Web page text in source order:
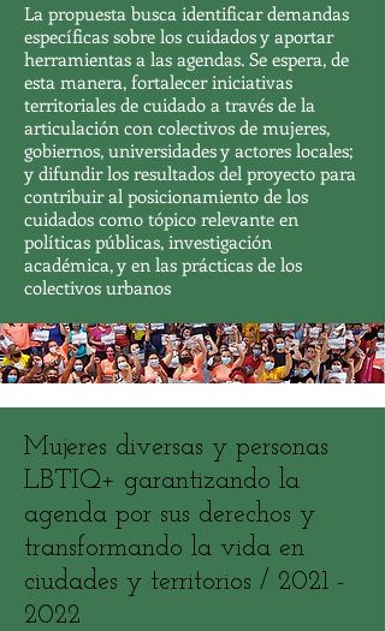
La propuesta busca identificar demandas
específicas sobre los cuidados y aportar
herramientas a las agendas. Se espera, de
esta manera, fortalecer iniciativas
territoriales de cuidado a través de la
articulación con colectivos de mujeres,
gobiernos, universidades y actores locales;
y difundir los resultados del proyecto para
contribuir al posicionamiento de los
cuidados como tópico relevante en
políticas públicas, investigación
académica, y en las prácticas de los
colectivos urbanos
Mujeres diversas y personas
LBTIQ+ garantizando la
agenda por sus derechos y
transformando la vida en
ciudades y territorios / 2021 -
2022